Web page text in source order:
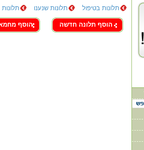
תלונות בטיפול תלונות שנענו תלונות
צור קשר
הוסף תלונה חדשה הוסף